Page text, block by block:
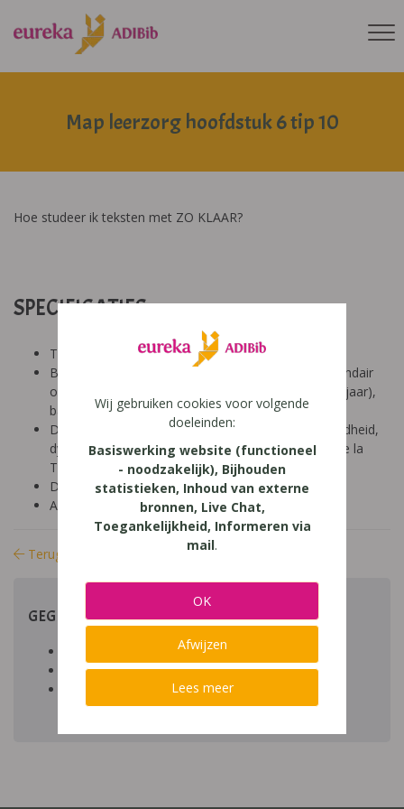
Map leerzorg hoofdstuk 6 tip 10
Hoe studeer ik teksten met ZO KLAAR?
SPECIFICATIES:
Tool: van ons
Besproken Leeftijd: basisonderwijs (6-9 jaar), secundair
onderwijs (12-14 jaar), secundair onderwijs (14-18 jaar),
basisonderwijs (9-12 jaar)
Diagnose: ADHD, ADD, autisme/ASS, hoogbegaafdheid,
dyscalculie, dyslexie, dyspraxie/DCD, NLD, Gilles de la
Tourette, dysfasie, leerproblemen
Domein: leren studeren, structuur
Aard: praktisch
Terug naar bibliotheek
GEGEVENS
Datum toegevoegd:
bestand
Wij gebruiken cookies voor volgende
doeleinden:
Basiswerking website (functioneel
- noodzakelijk), Bijhouden
statistieken, Inhoud van externe
bronnen, Live Chat,
Toegankelijkheid, Informeren via
mail.
OK
Afwijzen
Lees meer